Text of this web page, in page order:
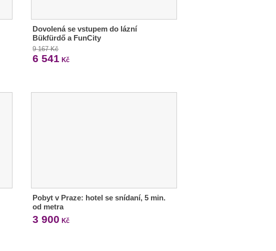
Dovolená se vstupem do lázní
Bükfürdő a FunCity
9 167 Kč
6 541 Kč
Pobyt v Praze: hotel se snídaní, 5 min.
od metra
3 900 Kč